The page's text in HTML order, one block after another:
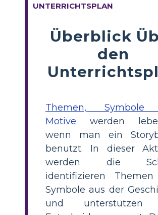
UNTERRICHTSPLAN
Überblick
den
Themen, Symbole
Motive werden
wenn man ein
benutzt. In dieser
werden die
identifizieren
Symbole aus der
und unterstützen